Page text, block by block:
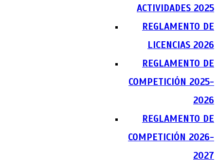
ACTIVIDADES 2025
REGLAMENTO DE
LICENCIAS 2026
REGLAMENTO DE
COMPETICIÓN 2025-
2026
REGLAMENTO DE
COMPETICIÓN 2026-
2027